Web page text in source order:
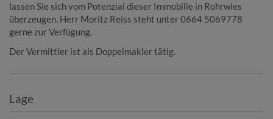
lassen Sie sich vom Potenzial dieser Immobilie in Rohrwies
überzeugen. Herr Moritz Reiss steht unter 0664 5069778
gerne zur Verfügung.
Der Vermittler ist als Doppelmakler tätig.
Lage